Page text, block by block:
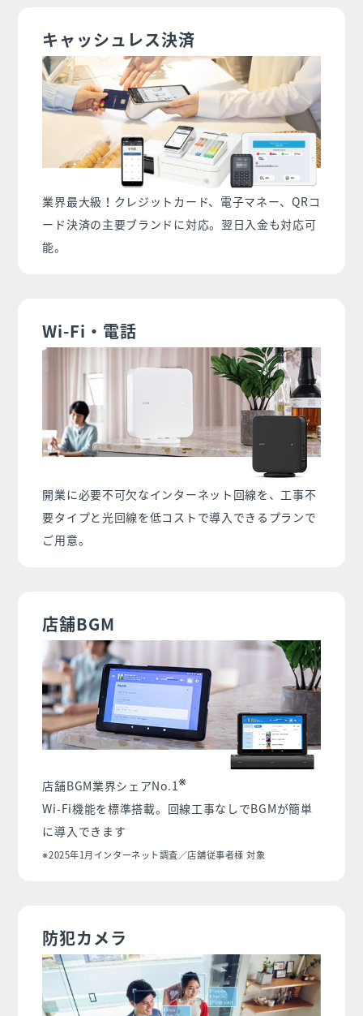
キャッシュレス決済
業界最大級！クレジットカード、電子マネー、QRコ
ード決済の主要ブランドに対応。翌日入金も対応可
能。
Wi-Fi・電話
開業に必要不可欠なインターネット回線を、工事不
要タイプと光回線を低コストで導入できるプランで
ご用意。
店舗BGM
店舗BGM業界シェアNo.1※
Wi-Fi機能を標準搭載。回線工事なしでBGMが簡単
に導入できます
※2025年1月インターネット調査／店舗従事者様 対象
防犯カメラ